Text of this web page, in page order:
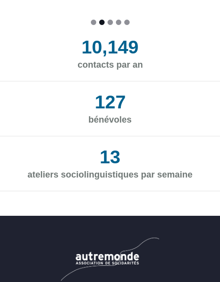
12,239
contacts par an
153
bénévoles
15
ateliers sociolinguistiques par semaine